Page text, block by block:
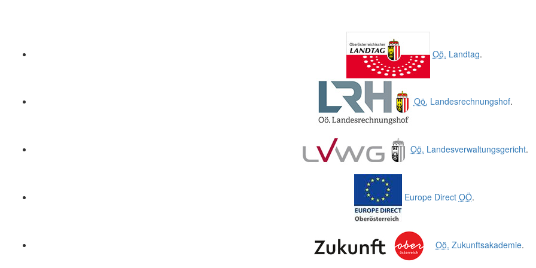
Oö. Landtag.
Oö. Landesrechnungshof.
Oö. Landesverwaltungsgericht.
Europe Direct OÖ.
Oö. Zukunftsakademie.